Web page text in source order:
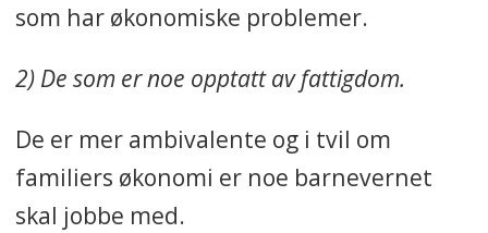
som har økonomiske problemer.
2) De som er noe opptatt av fattigdom.
De er mer ambivalente og i tvil om
familiers økonomi er noe barnevernet
skal jobbe med.